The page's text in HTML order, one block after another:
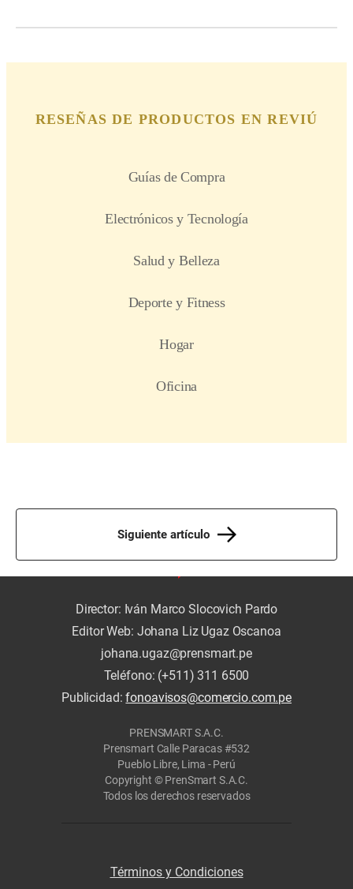
Siguiente artículo
Director: Iván Marco Slocovich Pardo
Editor Web: Johana Liz Ugaz Oscanoa
johana.ugaz@prensmart.pe
Teléfono: (+511) 311 6500
Publicidad:fonoavisos@comercio.com.pe
PRENSMART S.A.C.
Prensmart Calle Paracas #532
Pueblo Libre, Lima - Perú
Copyright © PrenSmart S.A.C.
Todos los derechos reservados
Términos y Condiciones